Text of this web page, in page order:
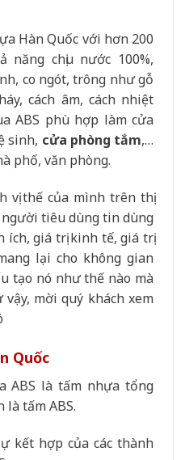
Hàn Quốc với hơn 200
năng chịu nước 100%,
co ngót, trông như gỗ
cách âm, cách nhiệt
ABS phù hợp làm cửa
sinh, cửa phòng tắm,…
phố, văn phòng.
vị thế của mình trên thị
tiêu dùng tin dùng
giá trị kinh tế, giá trị
lại cho không gian
tạo nó như thế nào mà
mời quý khách xem
Quốc
ABS là tấm nhựa tổng
là tấm ABS.
kết hợp của các thành